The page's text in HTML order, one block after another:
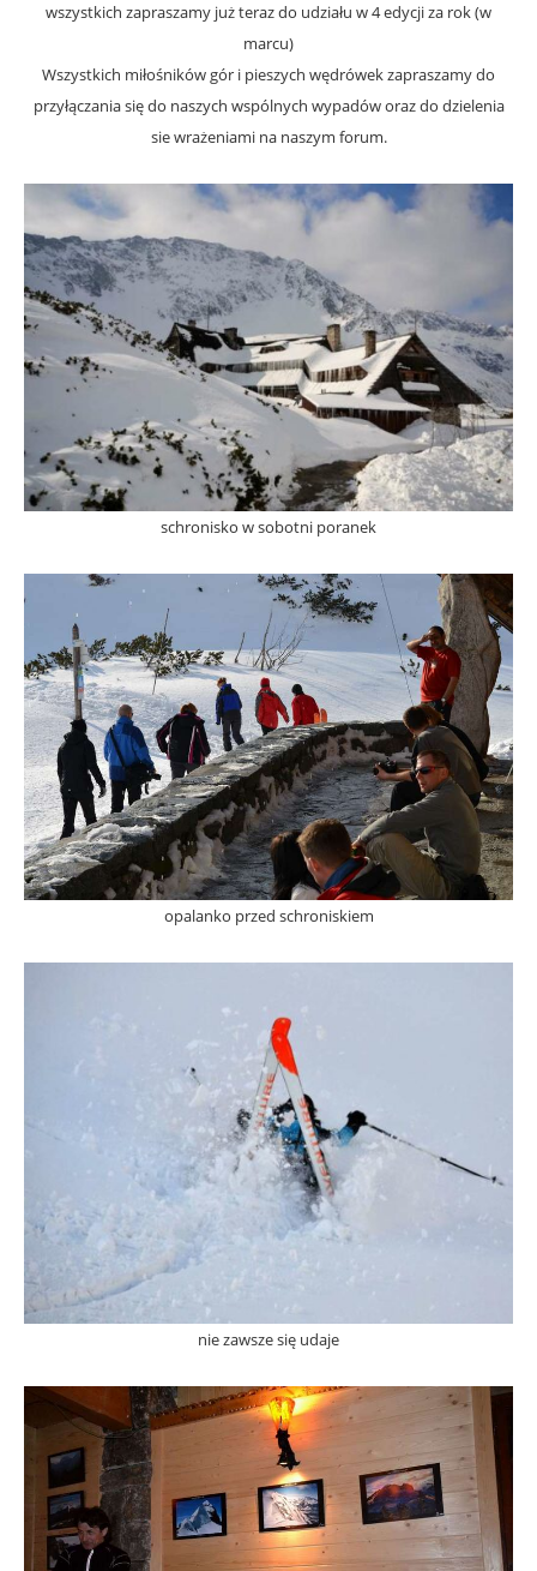
wszystkich zapraszamy już teraz do udziału w 4 edycji za rok (w
marcu)
Wszystkich miłośników gór i pieszych wędrówek zapraszamy do
przyłączania się do naszych wspólnych wypadów oraz do dzielenia
sie wrażeniami na naszym forum.
schronisko w sobotni poranek
opalanko przed schroniskiem
nie zawsze się udaje